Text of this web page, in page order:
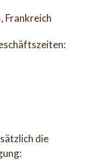
Frankreich
die